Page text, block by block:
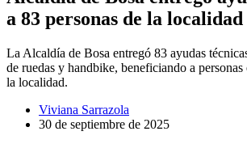
a 83 personas de la localidad
La Alcaldía de Bosa entregó 83 ayudas
de ruedas y handbike, beneficiando a personas
la localidad.
Viviana Sarrazola
30 de septiembre de 2025